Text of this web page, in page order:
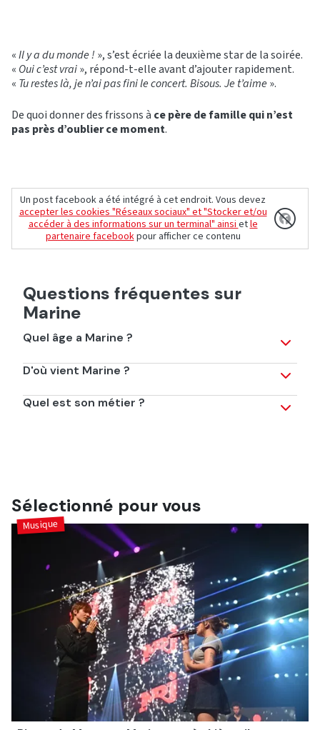
«Il y a du monde ! », s’est écriée la deuxième star de la soirée.
« Oui c’est vrai», répond-t-elle avant d’ajouter rapidement.
« Tu restes là, je n’ai pas fini le concert. Bisous. Je t’aime».
De quoi donner des frissons à ce père de famille qui n’est
pas près d’oublier ce moment.
Un post facebook a été intégré à cet endroit. Vous devez
accepter les cookies "Réseaux sociaux" et "Stocker et/ou
accéder à des informations sur un terminal" ainsietle
partenaire facebookpour afficher ce contenu
Questions fréquentes sur
Marine
Quel âge a Marine ?
Quel âge a-t-elle ? Marine est née le 29 mars 2000. Elle a
D'où vient Marine ?
Elle est originaire d'Arras (Pas-de-Calais) dans les
Quel est son métier ?
Sélectionné pour vous
Musique